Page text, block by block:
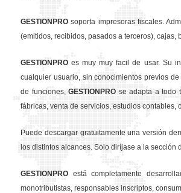
GESTION PRO soporta impresoras fiscales.
(emitidos, recibidos, pasados a terceros), cajas,
GESTION PRO es muy muy facil de usar. Su
cualquier usuario, sin conocimientos previos
de funciones,GESTION PRO se adapta a todo
fábricas, venta de servicios, estudios contables,
Puede descargar gratuitamente una versión
los distintos alcances. Solo diríjase a la sección
GESTION PRO está completamente
monotributistas, responsables inscriptos,